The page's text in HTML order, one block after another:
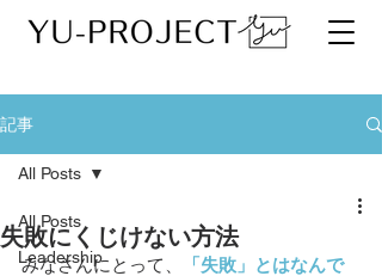
記事
All Posts
Leadership
All Posts
失敗にくじけない方法
みなさんにとって、
「失敗」とはなんで